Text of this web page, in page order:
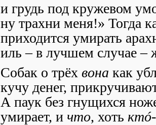
и грудь под кружевом
ну трахни меня!» Тогда
приходится умирать
иль – в лучшем случае –
Собак о трёх вона как
кучу денег,
А паук без гнущихся
умирает, и что, хоть